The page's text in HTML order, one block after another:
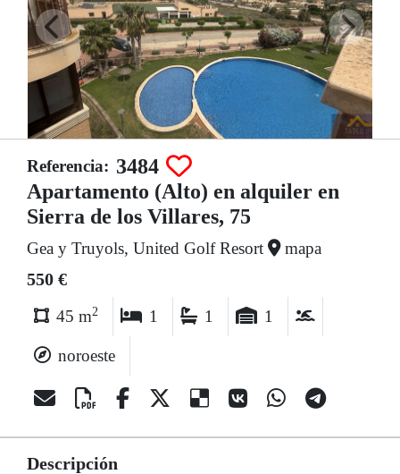
Referencia: 3484
Apartamento (Alto) en alquiler en
Sierra de los Villares, 75
Gea y Truyols, United Golf Resort mapa
550 €
45 m2 1 1 1
noroeste
Descripción